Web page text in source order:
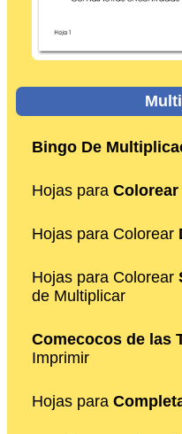
Bingo De
Hojas para
Hojas para Colorear
Hojas para Colorear
de Multiplicar
Comecocos de las
Imprimir
Hojas para